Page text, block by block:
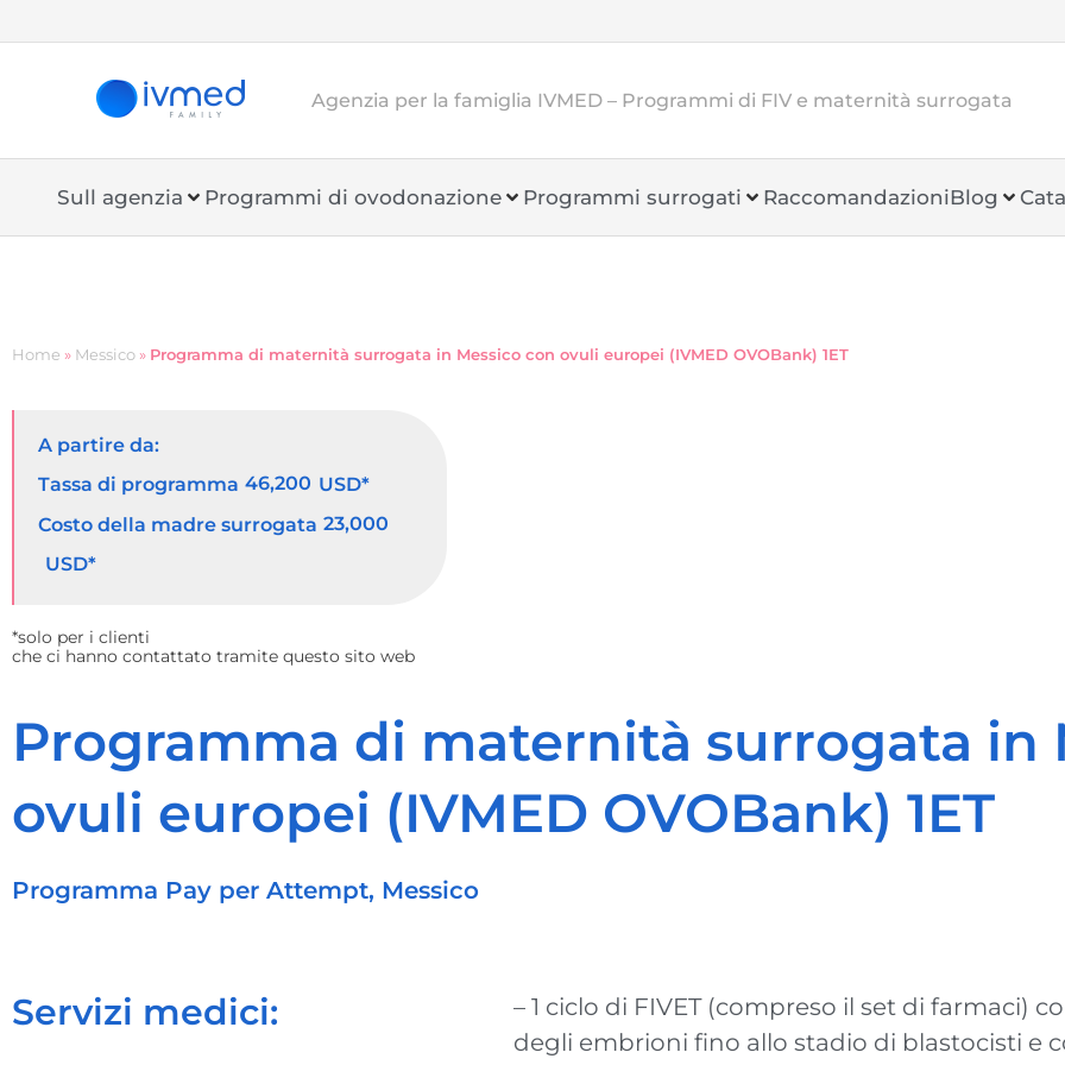
Agenzia per la famiglia IVMED – Programmi di FIV e maternità surrogata
Sull agenzia Programmi di ovodonazione Programmi surrogati RaccomandazioniBlog
Home » Messico» Programma di maternità surrogata in Messico con ovuli europei (IVMED OVOBank) 1ET
A partire da:
Tassa di programma 46,200 USD*
Costo della madre surrogata 23,000
USD*
*solo per i clienti
che ci hanno contattato tramite questo sito web
Programma di maternità surrogata in
ovuli europei (IVMED OVOBank) 1ET
Programma Pay per Attempt, Messico
Servizi medici:
– 1 ciclo di FIVET (compreso il set di farmaci)
degli embrioni fino allo stadio di blastocisti e